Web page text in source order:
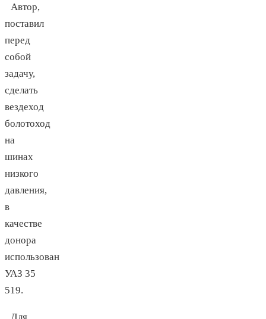
Автор,
поставил
перед
собой
задачу,
сделать
вездеход
болотоход
на
шинах
низкого
давления,
в
качестве
донора
использован
УАЗ 35
519.
Для